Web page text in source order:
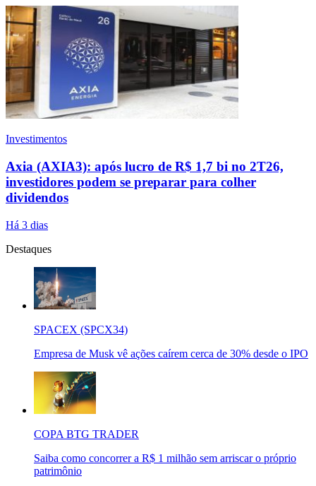
Investimentos
Axia (AXIA3): após lucro de R$ 1,7 bi no 2T26,
investidores podem se preparar para colher
dividendos
Há 3 dias
Destaques
SPACEX (SPCX34)
Empresa de Musk vê ações caírem cerca de 30% desde o IPO
COPA BTG TRADER
Saiba como concorrer a R$ 1 milhão sem arriscar o próprio
patrimônio